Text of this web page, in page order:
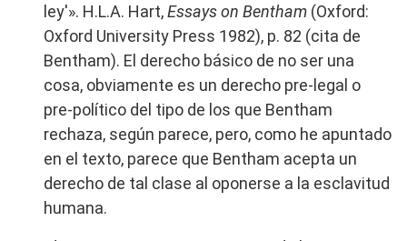
ley'». H.L.A. Hart,Essays on Bentham (Oxford:
Oxford University Press 1982), p. 82 (cita de
Bentham). El derecho básico de no ser una
cosa, obviamente es un derecho pre-legal o
pre-político del tipo de los que Bentham
rechaza, según parece, pero, como he apuntado
en el texto, parece que Bentham acepta un
derecho de tal clase al oponerse a la esclavitud
humana.